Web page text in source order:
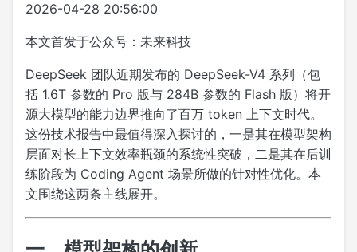
2026-04-28 20:56:00
本文首发于公众号：未来科技
DeepSeek 团队近期发布的 DeepSeek-V4 系列（包
括 1.6T 参数的 Pro 版与 284B 参数的 Flash 版）将开
源大模型的能力边界推向了百万 token 上下文时代。
这份技术报告中最值得深入探讨的，一是其在模型架构
层面对长上下文效率瓶颈的系统性突破，二是其在后训
练阶段为 Coding Agent 场景所做的针对性优化。本
文围绕这两条主线展开。